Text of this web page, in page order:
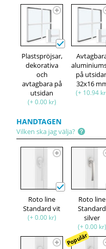
Plastspröjsar,
dekorativa
och
avtagbara på
utsidan
(+ 0.00 kr)
på
32x16
(+ 10.94
HANDTAGEN
Vilken ska jag välja?
Roto line
Standard vit
(+ 0.00 kr)
Roto line
Standard
silver
(+ 0.00 kr)
Populär